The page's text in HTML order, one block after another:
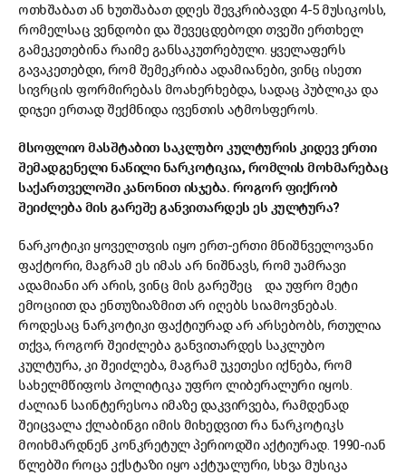
ოთხშაბათ ან ხუთშაბათ დღეს შევკრიბავდი 4-5 მუსიკოსს,
რომელსაც ვენდობი და შევეცდებოდი თვეში ერთხელ
გამეკეთებინა რაიმე განსაკუთრებული. ყველაფერს
გავაკეთებდი, რომ შემეკრიბა ადამიანები, ვინც ისეთი
სივრცის ფორმირებას მოახერხებდა, სადაც პუბლიკა და
დიჯეი ერთად შექმნიდა ივენთის ატმოსფეროს.
მსოფლიო მასშტაბით საკლუბო კულტურის კიდევ ერთი
შემადგენელი ნაწილი ნარკოტიკია, რომლის მოხმარებაც
საქართველოში კანონით ისჯება. როგორ ფიქრობ
შეიძლება მის გარეშე განვითარდეს ეს კულტურა?
ნარკოტიკი ყოველთვის იყო ერთ-ერთი მნიშნველოვანი
ფაქტორი, მაგრამ ეს იმას არ ნიშნავს, რომ უამრავი
ადამიანი არ არის, ვინც მის გარეშეც და უფრო მეტი
ემოციით და ენთუზიაზმით არ იღებს სიამოვნებას.
როდესაც ნარკოტიკი ფაქტიურად არ არსებობს, რთულია
თქვა, როგორ შეიძლება განვითარდეს საკლუბო
კულტურა, კი შეიძლება, მაგრამ უკეთესი იქნება, რომ
სახელმწიფოს პოლიტიკა უფრო ლიბერალური იყოს.
ძალიან საინტერესოა იმაზე დაკვირვება, რამდენად
შეიცვალა ქლაბინგი იმის მიხედვით რა ნარკოტიკს
მოიხმარდნენ კონკრეტულ პერიოდში აქტიურად. 1990-იან
წლებში როცა ექსტაზი იყო აქტუალური, სხვა მუსიკა